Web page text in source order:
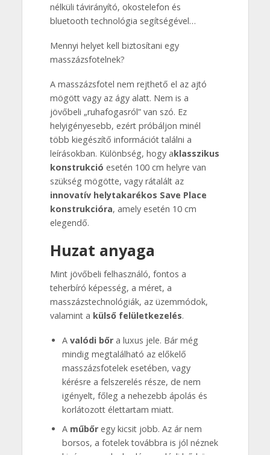
nélküli távirányító, okostelefon és
bluetooth technológia segítségével…
Mennyi helyet kell biztosítani egy
masszázsfotelnek?
A masszázsfotel nem rejthető el az ajtó
mögött vagy az ágy alatt. Nem is a
jövőbeli „ruhafogasról” van szó. Ez
helyigényesebb, ezért próbáljon minél
több kiegészítő információt találni a
leírásokban. Különbség, hogy aklasszikus
konstrukció esetén 100 cm helyre van
szükség mögötte, vagy rátalált az
innovatív helytakarékos Save Place
konstrukcióra, amely esetén 10 cm
elegendő.
Huzat anyaga
Mint jövőbeli felhasználó, fontos a
teherbíró képesség, a méret, a
masszázstechnológiák, az üzemmódok,
valamint a külső felületkezelés.
A valódi bőra luxus jele. Bár még
mindig megtalálható az előkelő
masszázsfotelek esetében, vagy
kérésre a felszerelés része, de nem
igényelt, főleg a nehezebb ápolás és
korlátozott élettartam miatt.
Aműbőregy kicsit jobb. Az ár nem
borsos, a fotelek továbbra is jól néznek